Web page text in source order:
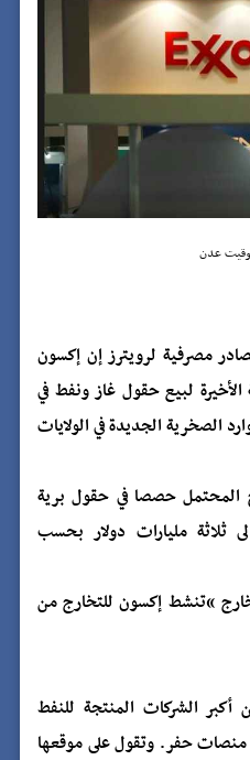
مصرفية لرويترز إن إكسون
لبيع حقول غاز ونفط في
الصخرية الجديدة في الولايات
المحتمل حصصا في حقول برية
ثلاثة مليارات دولار بحسب
“تنشط إكسون للتخارج من
الشركات المنتجة للنفط
والغاز في نيجيريا حيث لها 106 منصات حفر. وتقول على موقعها